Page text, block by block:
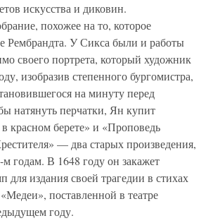
искусства и диковин.
похожее на то, которое
Рембрандта. У Сикса были и работы
своего портрета, который художник
изобразив степенного бургомистра,
на минуту перед
натянуть перчатки, Ян купит
красном берете» и «Проповедь
— два старых произведения,
годам. В 1648 году он закажет
для издания своей трагедии в стихах
поставленной в театре
году.